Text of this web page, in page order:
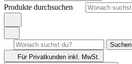
Produkte durchsuchen
Suchen
Für Privatkunden inkl. MwSt.